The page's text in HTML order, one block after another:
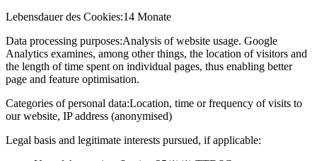
Lebensdauer des Cookies:14 Monate
Data processing purposes:Analysis of website usage. Google
Analytics examines, among other things, the location of visitors and
the length of time spent on individual pages, thus enabling better
page and feature optimisation.
Categories of personal data:Location, time or frequency of visits to
our website, IP address (anonymised)
Legal basis and legitimate interests pursued, if applicable: